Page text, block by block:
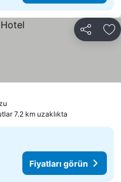
Paylaş
7.2 km uzaklıkta
Fiyatları görün